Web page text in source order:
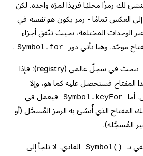
لك رمزًا محليًا فريدًا لمرّة واحدة. لكن
العكس تمامًا - رمز يكون هو نفسه في
الوحدات المختلفة، بحيث تتّفق أجزاء
موحّد. وهنا يأتي دور
Symbol.for
.
يبحث في سجلّ عالمي (registry): فإذا
المفتاح فستحصل عليه كما هو، وإلا
أما
Symbol.keyFor
فيعمل في
المفتاح الذي أُنشئ به الرمز المُسجَّل (أو
المُسجَّلة).
بـ Symbol() العادي. لا تلجأ إلى